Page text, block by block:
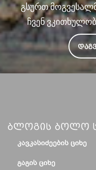
გსურთ
ჩვენ
Ბლოგის Ბოლო
ᲙᲐᲕᲙᲐᲡᲘᲫᲔᲔᲑᲘᲡ ᲪᲘᲮᲔ
ᲒᲐᲒᲘᲡ ᲪᲘᲮᲔ